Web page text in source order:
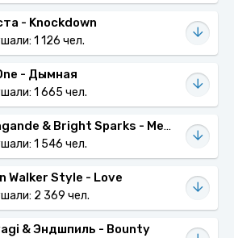
- Knockdown
1 126 чел.
- Дымная
1 665 чел.
Klingande & Bright Sparks - Messiah
1 546 чел.
Walker Style - Love
2 369 чел.
& Эндшпиль - Bounty